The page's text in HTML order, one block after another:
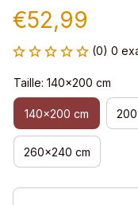
€52,99
(0) 0
Taille: 140x200 cm
140x200 cm
260x240 cm